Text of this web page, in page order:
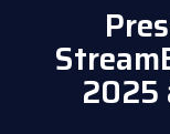
2025